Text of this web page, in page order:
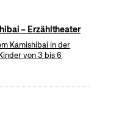
– Erzähltheater
Kamishibai in der
von 3 bis 6